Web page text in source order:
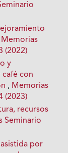
Memorias
(2022)
y
con
, Memorias
(2023)
recursos
Seminario
por